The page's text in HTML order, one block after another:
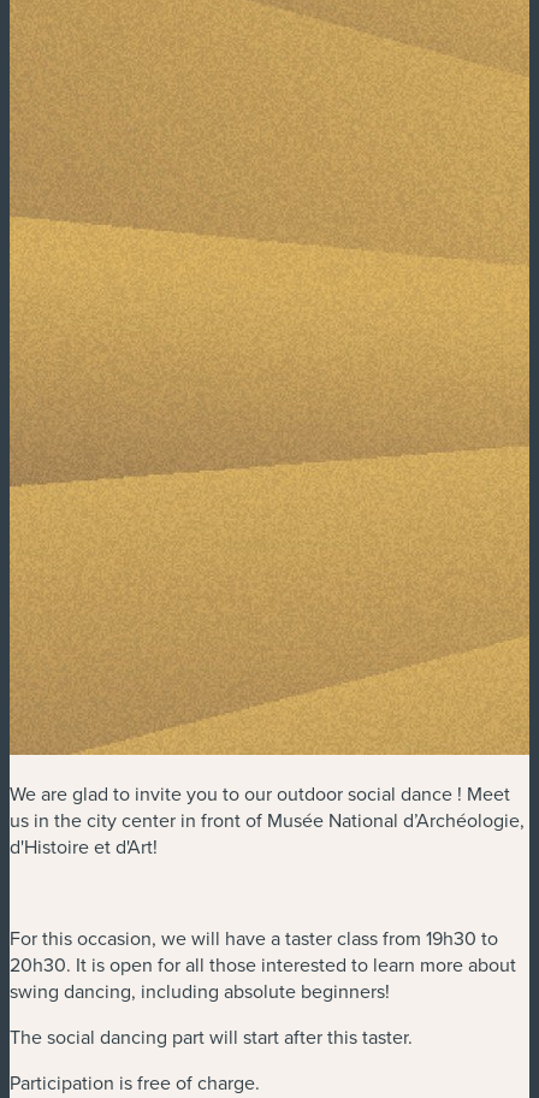
We are glad to invite you to our outdoor social dance ! Meet
us in the city center in front of Musée National d’Archéologie,
d'Histoire et d'Art!
For this occasion, we will have a taster class from 19h30 to
20h30. It is open for all those interested to learn more about
swing dancing, including absolute beginners!
The social dancing part will start after this taster.
Participation is free of charge.